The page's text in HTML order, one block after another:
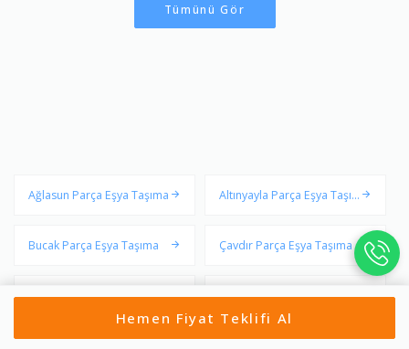
Tümünü Gör
Ağlasun Parça Eşya Taşıma
Altınyayla Parça Eşya Taşı
Bucak Parça Eşya Taşıma
Çavdır Parça Eşya Taşıma
Çeltikçi Parça Eşya Taşıma
Gölhisar Parça Eşya Taşım
a
Hemen Fiyat Teklifi Al